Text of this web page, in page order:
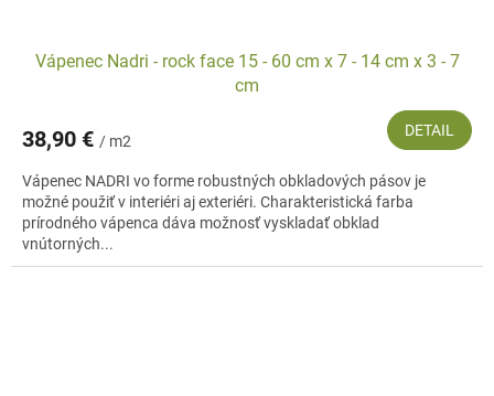
Vápenec Nadri - rock face 15 - 60 cm x 7 - 14 cm x 3 - 7
cm
38,90 € / m2
DETAIL
Vápenec NADRI vo forme robustných obkladových pásov je
možné použiť v interiéri aj exteriéri. Charakteristická farba
prírodného vápenca dáva možnosť vyskladať obklad
vnútorných...